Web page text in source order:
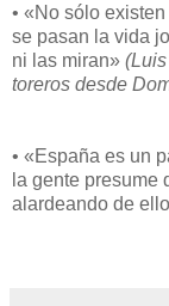
• «No sólo
se pasan la vida
ni las miran»
toreros desde
• «España es un
la gente presume
alardeando de